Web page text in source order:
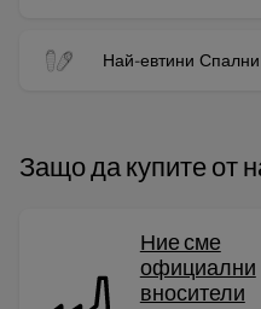
Най-евтини
Защо да купите от
Ние сме
официални
вносители